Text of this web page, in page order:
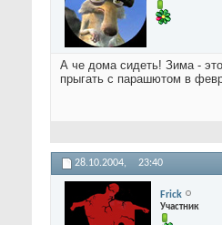
А че дома сидеть! Зима -
прыгать с парашютом в
28.10.2004, 23:40
Frick
Участник